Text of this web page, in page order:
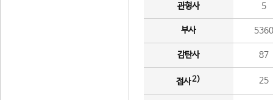
관형사 5
부사 5360
감탄사 87
접사2) 25